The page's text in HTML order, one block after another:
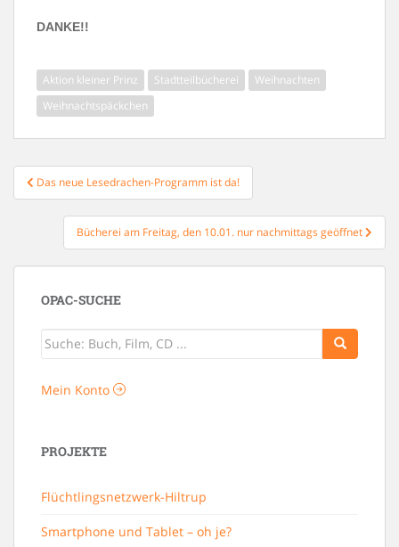
DANKE!!
Aktion kleiner Prinz Stadtteilbücherei
Weihnachten
Weihnachtspäckchen
Beitragsnavigation
Das neue Lesedrachen-Programm ist da!
Bücherei am Freitag, den 10.01. nur nachmittags geöffnet
OPAC-SUCHE
Mein Konto
PROJEKTE
Flüchtlingsnetzwerk-Hiltrup
Smartphone und Tablet – oh je?